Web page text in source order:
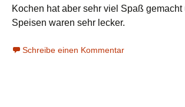
Kochen hat aber sehr viel Spaß gemacht
Speisen waren sehr lecker.
Schreibe einen Kommentar